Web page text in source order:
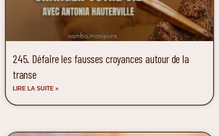
245. Défaire les fausses croyances autour de la
transe
LIRE LA SUITE »